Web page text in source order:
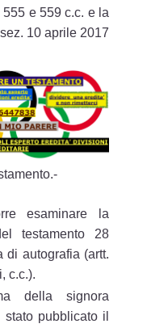
e 559 c.c. e la
10 aprile 2017
esaminare la
testamento 28
di autografia (artt.
c.c.).
della signora
pubblicato il